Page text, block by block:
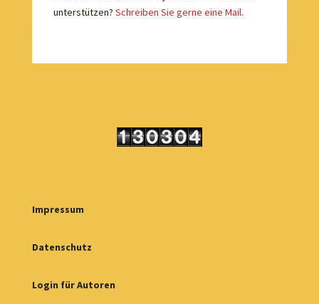
unterstützen? Schreiben Sie gerne eine Mail.
Impressum
Datenschutz
Login für Autoren